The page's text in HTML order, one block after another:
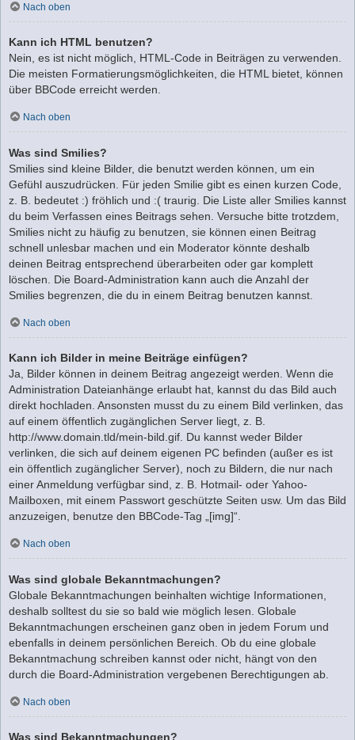
Nach oben
Kann ich HTML benutzen?
Nein, es ist nicht möglich, HTML-Code in Beiträgen zu verwenden.
Die meisten Formatierungsmöglichkeiten, die HTML bietet, können
über BBCode erreicht werden.
Nach oben
Was sind Smilies?
Smilies sind kleine Bilder, die benutzt werden können, um ein
Gefühl auszudrücken. Für jeden Smilie gibt es einen kurzen Code,
z. B. bedeutet :) fröhlich und :( traurig. Die Liste aller Smilies kannst
du beim Verfassen eines Beitrags sehen. Versuche bitte trotzdem,
Smilies nicht zu häufig zu benutzen, sie können einen Beitrag
schnell unlesbar machen und ein Moderator könnte deshalb
deinen Beitrag entsprechend überarbeiten oder gar komplett
löschen. Die Board-Administration kann auch die Anzahl der
Smilies begrenzen, die du in einem Beitrag benutzen kannst.
Nach oben
Kann ich Bilder in meine Beiträge einfügen?
Ja, Bilder können in deinem Beitrag angezeigt werden. Wenn die
Administration Dateianhänge erlaubt hat, kannst du das Bild auch
direkt hochladen. Ansonsten musst du zu einem Bild verlinken, das
auf einem öffentlich zugänglichen Server liegt, z. B.
http://www.domain.tld/mein-bild.gif. Du kannst weder Bilder
verlinken, die sich auf deinem eigenen PC befinden (außer es ist
ein öffentlich zugänglicher Server), noch zu Bildern, die nur nach
einer Anmeldung verfügbar sind, z. B. Hotmail- oder Yahoo-
Mailboxen, mit einem Passwort geschützte Seiten usw. Um das Bild
anzuzeigen, benutze den BBCode-Tag „[img]“.
Nach oben
Was sind globale Bekanntmachungen?
Globale Bekanntmachungen beinhalten wichtige Informationen,
deshalb solltest du sie so bald wie möglich lesen. Globale
Bekanntmachungen erscheinen ganz oben in jedem Forum und
ebenfalls in deinem persönlichen Bereich. Ob du eine globale
Bekanntmachung schreiben kannst oder nicht, hängt von den
durch die Board-Administration vergebenen Berechtigungen ab.
Nach oben
Was sind Bekanntmachungen?